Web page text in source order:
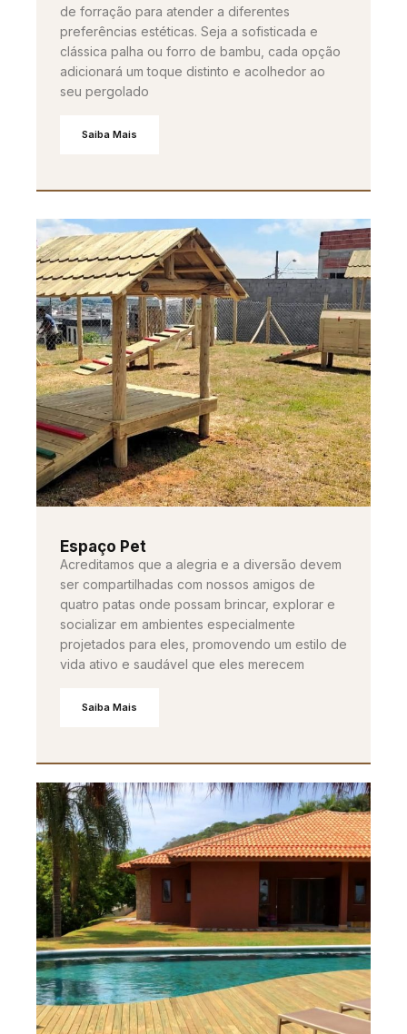
de forração para atender a diferentes
preferências estéticas. Seja a sofisticada e
clássica palha ou forro de bambu, cada opção
adicionará um toque distinto e acolhedor ao
seu pergolado
Saiba Mais
Espaço Pet
Acreditamos que a alegria e a diversão devem
ser compartilhadas com nossos amigos de
quatro patas onde possam brincar, explorar e
socializar em ambientes especialmente
projetados para eles, promovendo um estilo de
vida ativo e saudável que eles merecem
Saiba Mais